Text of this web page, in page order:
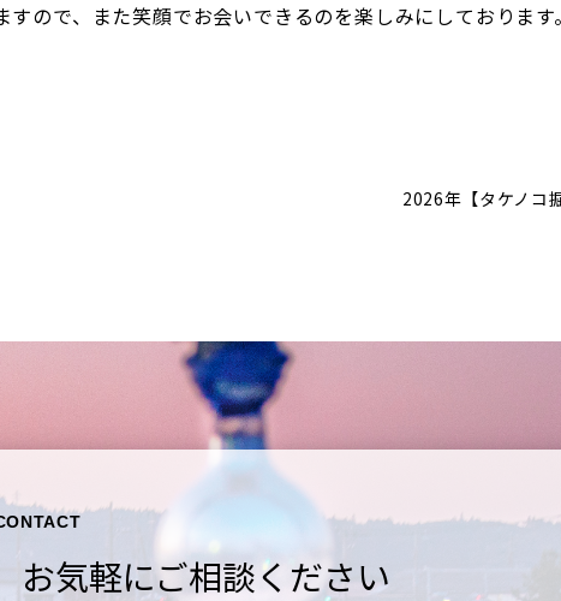
ので、また笑顔でお会いできるのを楽しみにしております。
2026年【タケノコ
お気軽にご相談ください